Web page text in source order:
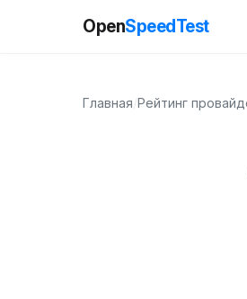
OpenSpeedTest
Главная Рейтинг